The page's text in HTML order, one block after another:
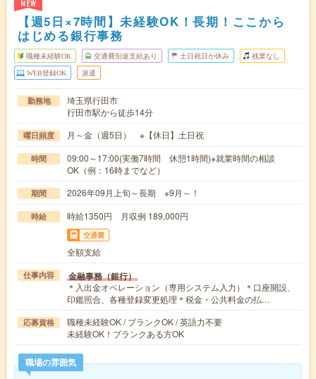
NEW
【週5日×7時間】未経験OK！長期！ここから
はじめる銀行事務
職種未経験OK 交通費別途支給あり 土日祝日が休み 残業なし
WEB登録OK 派遣
勤務地
埼玉県行田市
行田市駅から徒歩14分
曜日頻度 月～金（週5日） ※【休日】土日祝
時間
09:00～17:00(実働7時間 休憩1時間)※就業時間の相談
OK（例：16時までなど）
期間 2026年09月上旬～長期 ※9月～！
時給 時給1350円 月収例 189,000円
交通費
全額支給
仕事内容 金融事務（銀行）
＊入出金オペレーション（専用システム入力）＊口座開設、
印鑑照合、各種登録変更処理＊税金・公共料金の払…
応募資格
職種未経験OK / ブランクOK / 英語力不要
未経験OK！ブランクある方OK
職場の雰囲気